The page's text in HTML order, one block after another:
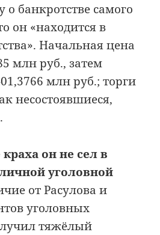
о банкротстве самого
он «находится в
Начальная цена
млн руб., затем
млн руб.; торги
несостоявшиеся,
он не сел в
уголовной
от Расулова и
уголовных
тяжёлый